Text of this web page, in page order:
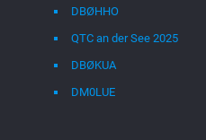
DBØHHO
QTC an der See 2025
DBØKUA
DM0LUE